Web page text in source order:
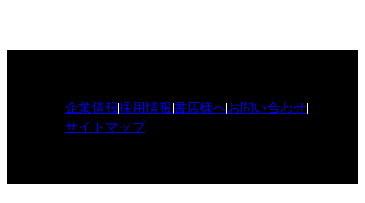
企業情報採用情報書店様へお問い合わせ
サイトマップ